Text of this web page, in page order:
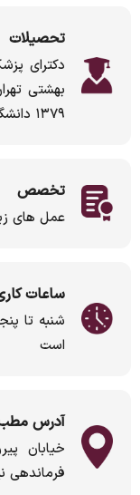
تحصیلات
۱۳۷۹ دانشگاه شهید بهشتی تهران
تخصص
عمل های
ساعات
است
آدرس
خیابان
فرماندهی نیروی